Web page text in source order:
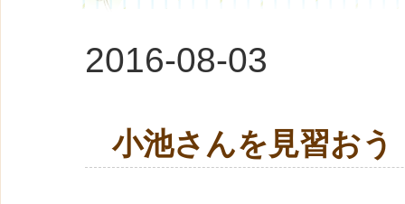
2016-08-03
小池さんを見習おう